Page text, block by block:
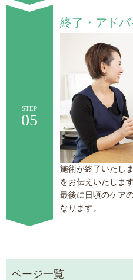
STEP
05
終了・アドバ
施術が終了いたし
をお伝えいたします
最後に日頃のケア
なります。